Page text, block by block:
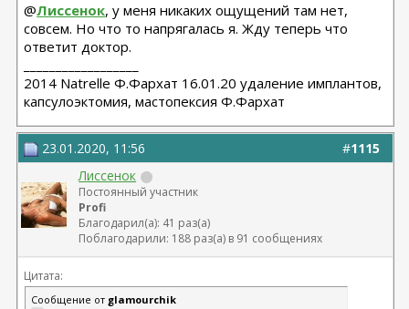
@Лиссенок, у меня никаких ощущений там нет,
совсем. Но что то напрягалась я. Жду теперь что
ответит доктор.
2014 Natrelle Ф.Фархат 16.01.20 удаление имплантов,
капсулоэктомия, мастопексия Ф.Фархат
#1115
23.01.2020, 11:56
Лиссенок
Постоянный участник
Profi
Благодарил(а): 41 раз(а)
Поблагодарили: 188 раз(а) в 91 сообщениях
Цитата:
Сообщение от glamourchik